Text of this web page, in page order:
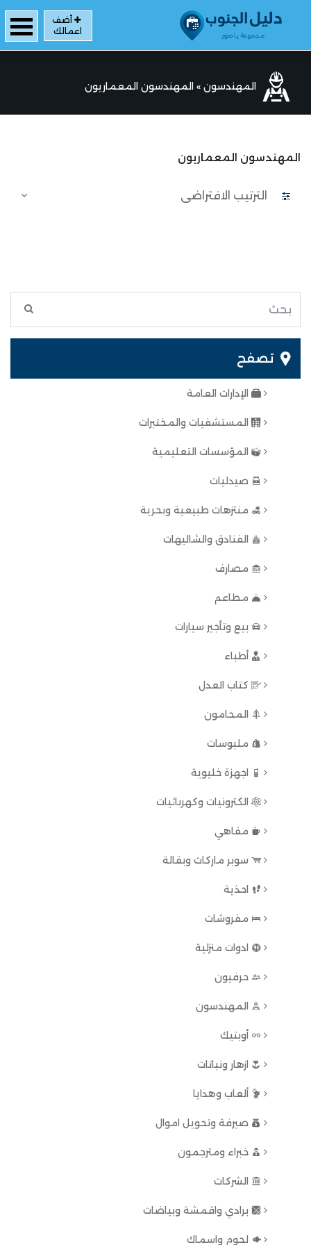
أضف
اعمالك
المهندسون » المهندسون المعماريون
المهندسون المعماريون
تصفح
الإدارات العامة
المستشفيات والمختبرات
المؤسسات التعليمية
صيدليات
منتزهات طبيعية وبحرية
الفنادق والشاليهات
مصارف
مطاعم
بيع وتأجير سيارات
أطباء
كتاب العدل
المحامون
ملبوسات
اجهزة خليوية
الكترونيات وكهربائيات
مقاهي
سوبر ماركات وبقالة
احذية
مفروشات
ادوات منزلية
حرفيون
المهندسون
أوبتيك
ازهار ونباتات
ألعاب وهدايا
صيرفة وتحويل اموال
خبراء ومترجمون
الشركات
برادي واقمشة وبياضات
لحوم واسماك